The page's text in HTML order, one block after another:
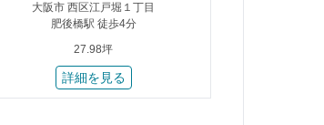
大阪市 西区江戸堀１丁目
肥後橋駅 徒歩4分
27.98坪
詳細を見る